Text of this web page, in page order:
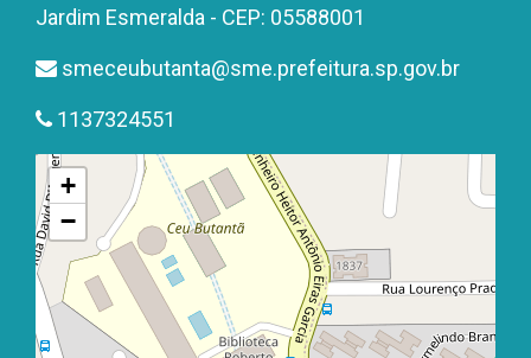
Jardim Esmeralda - CEP: 05588001
smeceubutanta@sme.prefeitura.sp.gov.br
1137324551
+
−